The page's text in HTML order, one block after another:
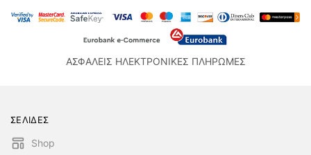
ΑΣΦΑΛΕΙΣ ΗΛΕΚΤΡΟΝΙΚΕΣ ΠΛΗΡΩΜΕΣ
ΣΕΛΙΔΕΣ
Shop